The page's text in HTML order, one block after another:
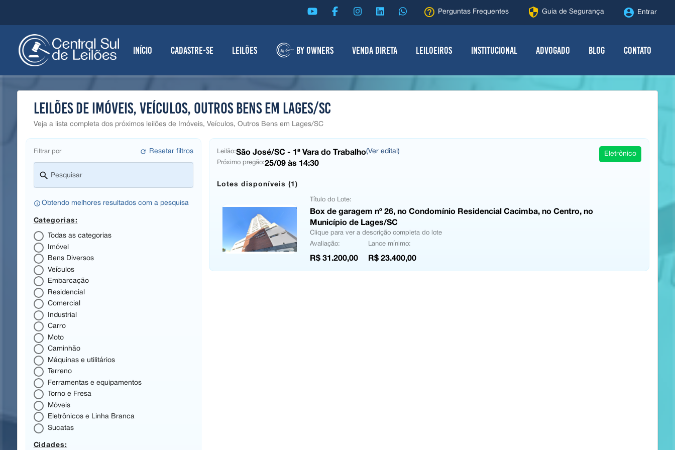
help_outline Perguntas Frequentes security Guia de Segurança account_circle Entrar
Início Cadastre-se Leilões By Owners Venda Direta Leiloeiros Institucional Advogado Blog Contato
Leilões de Imóveis, Veículos, Outros Bens em Lages/SC
Veja a lista completa dos próximos leilões de Imóveis, Veículos, Outros Bens em Lages/SC
Filtrar por refresh Resetar filtros
search Pesquisar
info_outline Obtendo melhores resultados com a pesquisa
Categorias:
Todas as categorias
Imóvel
Bens Diversos
Veículos
Embarcação
Residencial
Comercial
Industrial
Carro
Moto
Caminhão
Máquinas e utilitários
Terreno
Ferramentas e equipamentos
Torno e Fresa
Móveis
Eletrônicos e Linha Branca
Sucatas
Cidades:
Leilão:São José/SC - 1ª Vara do Trabalho(Ver edital)
Próximo pregão:25/09 às 14:30
Lotes disponíveis (1)
Título do Lote:
Box de garagem nº 26, no Condomínio Residencial Cacimba, no Centro, no
Município de Lages/SC
Clique para ver a descrição completa do lote
Avaliação:
R$ 31.200,00
Lance mínimo:
R$ 23.400,00
Eletrônico